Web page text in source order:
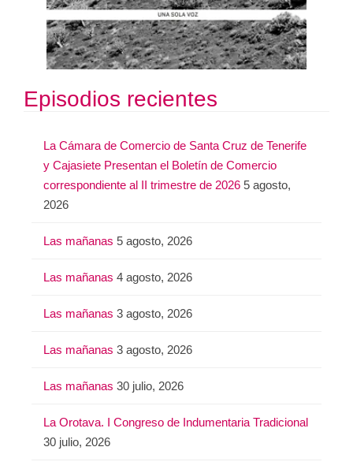
Episodios recientes
La Cámara de Comercio de Santa Cruz de Tenerife
y Cajasiete Presentan el Boletín de Comercio
correspondiente al II trimestre de 2026 5 agosto,
2026
Las mañanas 5 agosto, 2026
Las mañanas 4 agosto, 2026
Las mañanas 3 agosto, 2026
Las mañanas 3 agosto, 2026
Las mañanas 30 julio, 2026
La Orotava. I Congreso de Indumentaria Tradicional
30 julio, 2026